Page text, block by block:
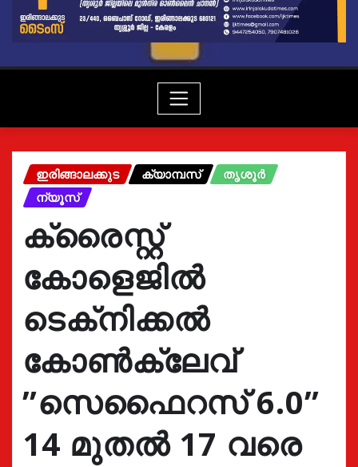
ഇരിങ്ങാലക്കുട ക്യാമ്പസ്
തൃശൂർ
ന്യൂസ്
ക്രൈസ്റ്റ്
കോളെജിൽ
ടെക്‌നിക്കൽ
കോൺക്ലേവ്
”സെഫൈറസ് 6.0”
14 മുതൽ 17 വരെ